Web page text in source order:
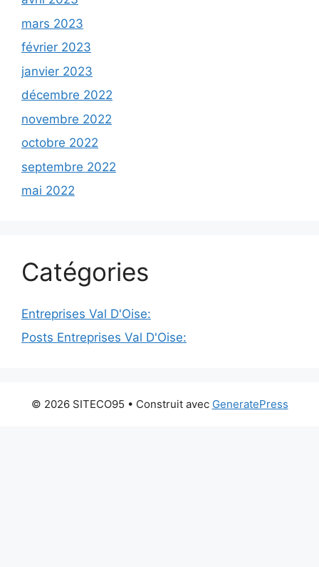
mars 2023
février 2023
janvier 2023
décembre 2022
novembre 2022
octobre 2022
septembre 2022
mai 2022
Catégories
Entreprises Val D'Oise:
Posts Entreprises Val D'Oise:
© 2026 SITECO95 • Construit avec GeneratePress